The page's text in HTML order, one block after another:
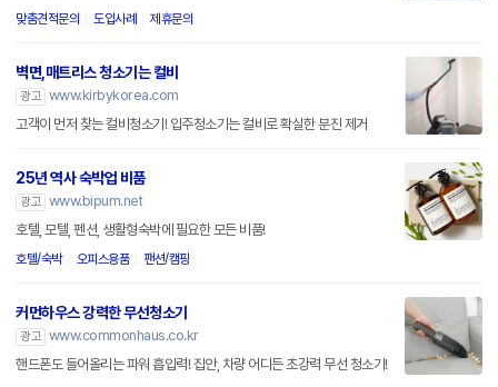
맞춤견적문의 도입사례 제휴문의
벽면,매트리스 청소기는 컬비
광고 www.kirbykorea.com
고객이 먼저 찾는 컬비청소기! 입주청소기는 컬비로 확실한 분진 제거
25년 역사 숙박업 비품
광고 www.bipum.net
호텔, 모텔, 펜션, 생활형숙박에 필요한 모든 비품!
호텔/숙박 오피스용품 팬션/캠핑
커먼하우스 강력한 무선청소기
광고 www.commonhaus.co.kr
핸드폰도 들어올리는 파워 흡입력! 집안, 차량 어디든 초강력 무선 청소기!